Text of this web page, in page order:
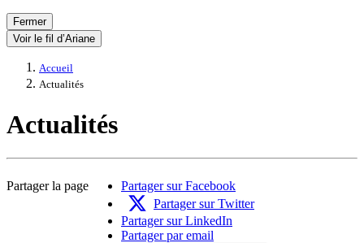
Fermer
Voir le fil d’Ariane
Accueil
Actualités
Actualités
Partager la page
Partager sur Facebook
Partager sur Twitter
Partager sur LinkedIn
Partager par email